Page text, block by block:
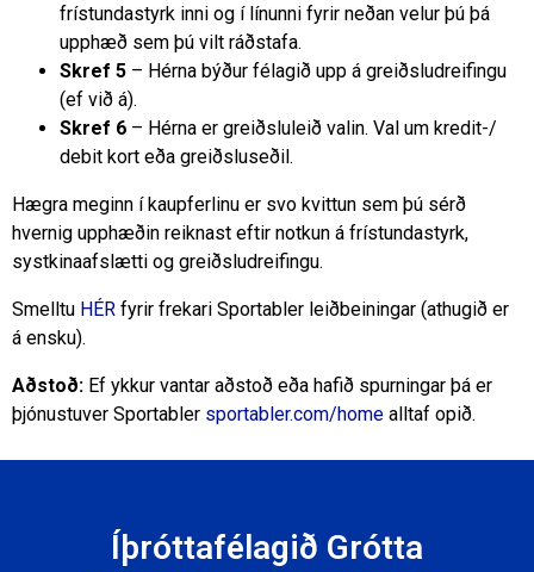
frístundastyrk inni og í línunni fyrir neðan velur þú þá
upphæð sem þú vilt ráðstafa.
Skref 5 – Hérna býður félagið upp á greiðsludreifingu
(ef við á).
Skref 6 – Hérna er greiðsluleið valin. Val um kredit-/
debit kort eða greiðsluseðil.
Hægra meginn í kaupferlinu er svo kvittun sem þú sérð
hvernig upphæðin reiknast eftir notkun á frístundastyrk,
systkinaafslætti og greiðsludreifingu.
Smelltu HÉR fyrir frekari Sportabler leiðbeiningar (athugið er
á ensku).
Aðstoð: Ef ykkur vantar aðstoð eða hafið spurningar þá er
þjónustuver Sportabler sportabler.com/home alltaf opið.
Íþróttafélagið Grótta